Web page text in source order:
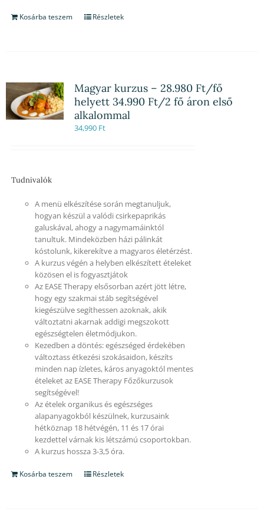
Kosárba teszem Részletek
Magyar kurzus – 28.980 Ft/fő
helyett 34.990 Ft/2 fő áron első
alkalommal
34,990 Ft
Tudnivalók
A menü elkészítése során megtanuljuk,
hogyan készül a valódi csirkepaprikás
galuskával, ahogy a nagymamáinktól
tanultuk. Mindeközben házi pálinkát
kóstolunk, kikerekítve a magyaros életérzést.
A kurzus végén a helyben elkészített ételeket
közösen el is fogyasztjátok
Az EASE Therapy elsősorban azért jött létre,
hogy egy szakmai stáb segítségével
kiegészülve segíthessen azoknak, akik
változtatni akarnak addigi megszokott
egészségtelen életmódjukon.
Kezedben a döntés: egészséged érdekében
változtass étkezési szokásaidon, készíts
minden nap ízletes, káros anyagoktól mentes
ételeket az EASE Therapy Főzőkurzusok
segítségével!
Az ételek organikus és egészséges
alapanyagokból készülnek, kurzusaink
hétköznap 18 hétvégén, 11 és 17 órai
kezdettel várnak kis létszámú csoportokban.
A kurzus hossza 3-3,5 óra.
Kosárba teszem Részletek